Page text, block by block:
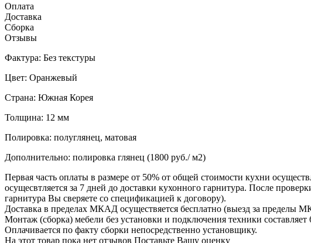
Оплата
Доставка
Сборка
Отзывы
Фактура: Без текстуры
Цвет: Оранжевый
Страна: Южная Корея
Толщина: 12 мм
Полировка: полуглянец, матовая
Дополнительно: полировка глянец (1800 руб./ м2)
Первая часть оплаты в размере от 50% от общей стоимости кухни
осущесвтляется за 7 дней до доставки кухонного гарнитура. После
гарнитура Вы сверяете со спецификацией к договору).
Доставка в пределах МКАД осуществяется бесплатно (выезд за пределы
Монтаж (сборка) мебели без установки и подключения техники
Оплачивается по факту сборки непосредственно установщику.
На этот товар пока нет отзывов Поставьте Вашу оценку